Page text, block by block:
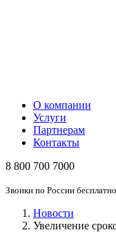
О компании
Услуги
Партнерам
Контакты
8 800 700 7000
Звонки по России бесплатно
Новости
Увеличение